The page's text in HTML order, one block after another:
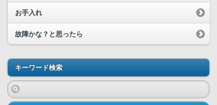
お手入れ
故障かな？と思ったら
キーワード検索